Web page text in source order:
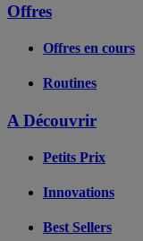
Offres
Offres en cours
Routines
A Découvrir
Petits Prix
Innovations
Best Sellers